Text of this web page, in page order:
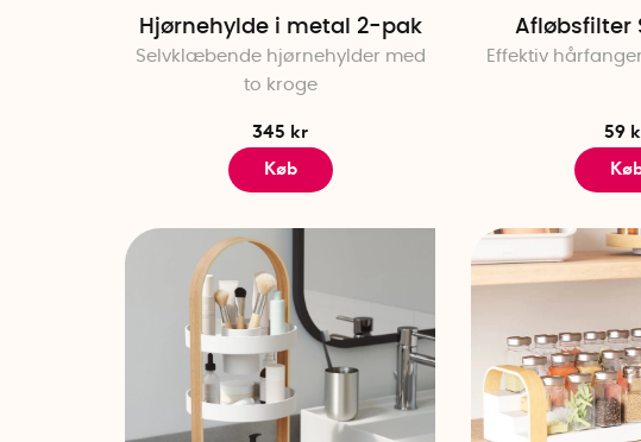
Hjørnehylde i metal 2-pak
Selvklæbende hjørnehylder med
to kroge
345 kr
Køb
Afløbsfilter
Effektiv
59